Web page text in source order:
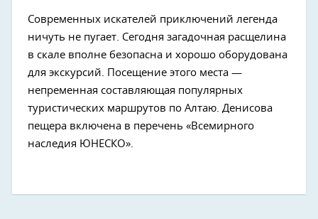
Современных искателей приключений легенда
ничуть не пугает. Сегодня загадочная расщелина
в скале вполне безопасна и хорошо оборудована
для экскурсий. Посещение этого места —
непременная составляющая популярных
туристических маршрутов по Алтаю. Денисова
пещера включена в перечень «Всемирного
наследия ЮНЕСКО».